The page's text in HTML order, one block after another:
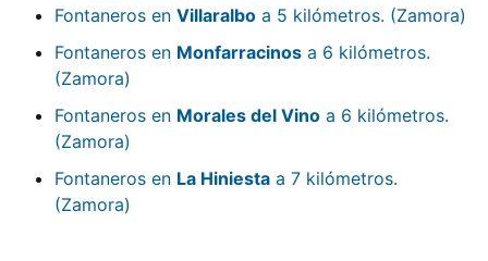
Fontaneros en Villaralbo a 5 kilómetros. (Zamora)
Fontaneros en Monfarracinos a 6 kilómetros.
(Zamora)
Fontaneros en Morales del Vino a 6 kilómetros.
(Zamora)
Fontaneros en La Hiniesta a 7 kilómetros.
(Zamora)